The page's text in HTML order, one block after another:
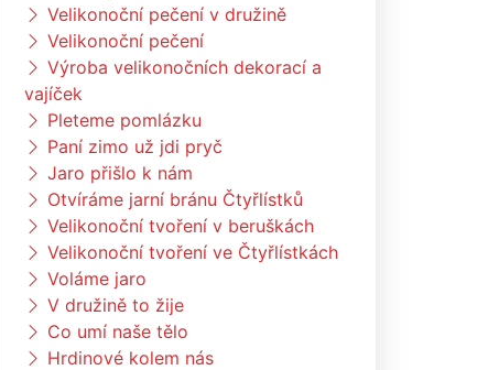
Velikonoční pečení v družině
Velikonoční pečení
Výroba velikonočních dekorací a
vajíček
Pleteme pomlázku
Paní zimo už jdi pryč
Jaro přišlo k nám
Otvíráme jarní bránu Čtyřlístků
Velikonoční tvoření v beruškách
Velikonoční tvoření ve Čtyřlístkách
Voláme jaro
V družině to žije
Co umí naše tělo
Hrdinové kolem nás